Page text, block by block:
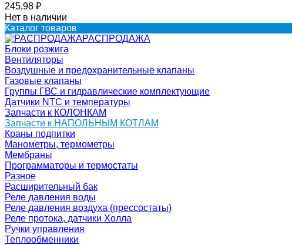
245,98 ₽
Нет в наличии
Каталог товаров
РАСПРОДАЖА
Блоки розжига
Вентиляторы
Воздушные и предохранительные клапаны
Газовые клапаны
Группы ГВС и гидравлические комплектующие
Датчики NTC и температуры
Запчасти к КОЛОНКАМ
Запчасти к НАПОЛЬНЫМ КОТЛАМ
Краны подпитки
Манометры, термометры
Мембраны
Программаторы и термостаты
Разное
Расширительный бак
Реле давления воды
Реле давления воздуха (прессостаты)
Реле протока, датчики Холла
Ручки управления
Теплообменники